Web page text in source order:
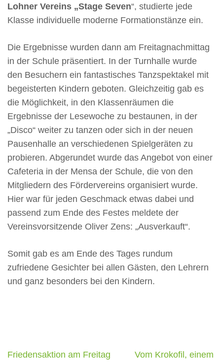
Lohner Vereins „Stage Seven“, studierte jede
Klasse individuelle moderne Formationstänze ein.
Die Ergebnisse wurden dann am Freitagnachmittag
in der Schule präsentiert. In der Turnhalle wurde
den Besuchern ein fantastisches Tanzspektakel mit
begeisterten Kindern geboten. Gleichzeitig gab es
die Möglichkeit, in den Klassenräumen die
Ergebnisse der Lesewoche zu bestaunen, in der
„Disco“ weiter zu tanzen oder sich in der neuen
Pausenhalle an verschiedenen Spielgeräten zu
probieren. Abgerundet wurde das Angebot von einer
Cafeteria in der Mensa der Schule, die von den
Mitgliedern des Fördervereins organisiert wurde.
Hier war für jeden Geschmack etwas dabei und
passend zum Ende des Festes meldete der
Vereinsvorsitzende Oliver Zens: „Ausverkauft“.
Somit gab es am Ende des Tages rundum
zufriedene Gesichter bei allen Gästen, den Lehrern
und ganz besonders bei den Kindern.
Beitragsnavigation
Friedensaktion am Freitag
Vom Krokofil, einem